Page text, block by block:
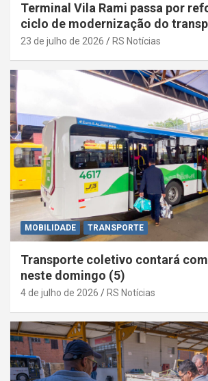
Terminal Vila Rami passa por
ciclo de modernização do
23 de julho de 2026 RS Notícias
MOBILIDADE TRANSPORTE
Transporte coletivo contará
neste domingo (5)
4 de julho de 2026 RS Notícias